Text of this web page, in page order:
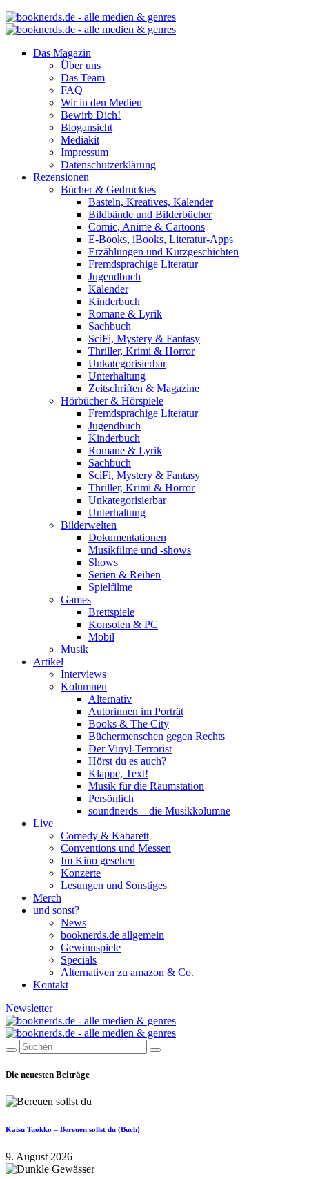
Das Magazin
Über uns
Das Team
FAQ
Wir in den Medien
Bewirb Dich!
Blogansicht
Mediakit
Impressum
Datenschutzerklärung
Rezensionen
Bücher & Gedrucktes
Basteln, Kreatives, Kalender
Bildbände und Bilderbücher
Comic, Anime & Cartoons
E-Books, iBooks, Literatur-Apps
Erzählungen und Kurzgeschichten
Fremdsprachige Literatur
Jugendbuch
Kalender
Kinderbuch
Romane & Lyrik
Sachbuch
SciFi, Mystery & Fantasy
Thriller, Krimi & Horror
Unkategorisierbar
Unterhaltung
Zeitschriften & Magazine
Hörbücher & Hörspiele
Fremdsprachige Literatur
Jugendbuch
Kinderbuch
Romane & Lyrik
Sachbuch
SciFi, Mystery & Fantasy
Thriller, Krimi & Horror
Unkategorisierbar
Unterhaltung
Bilderwelten
Dokumentationen
Musikfilme und -shows
Shows
Serien & Reihen
Spielfilme
Games
Brettspiele
Konsolen & PC
Mobil
Musik
Artikel
Interviews
Kolumnen
Alternativ
Autorinnen im Porträt
Books & The City
Büchermenschen gegen Rechts
Der Vinyl-Terrorist
Hörst du es auch?
Klappe, Text!
Musik für die Raumstation
Persönlich
soundnerds – die Musikkolumne
Live
Comedy & Kabarett
Conventions und Messen
Im Kino gesehen
Konzerte
Lesungen und Sonstiges
Merch
und sonst?
News
booknerds.de allgemein
Gewinnspiele
Specials
Alternativen zu amazon & Co.
Kontakt
Newsletter
Die neuesten Beiträge
Kaisu Tuokko – Bereuen sollst du (Buch)
9. August 2026